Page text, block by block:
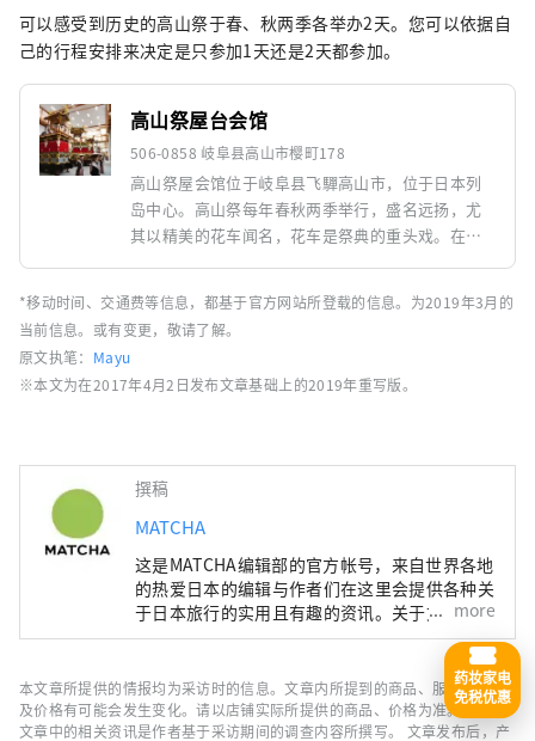
可以感受到历史的高山祭于春、秋两季各举办2天。您可以依据自
己的行程安排来决定是只参加1天还是2天都参加。
高山祭屋台会馆
506-0858 岐阜县高山市樱町178
高山祭屋会馆位于岐阜县飞驒高山市，位于日本列
岛中心。高山祭每年春秋两季举行，盛名远扬，尤
其以精美的花车闻名，花车是祭典的重头戏。在
人。 高山祭每年春秋两季举行，每年举办的神社、
地点和花车各不相同。春季祭在日枝神社举行，秋
樱山八幡神社内，展出秋季高山祭使用的花车。 高
*移动时间、交通费等信息，都基于官方网站所登载的信息。为2019年3月的
当前信息。或有变更，敬请了解。
原文执笔： Mayu
※本文为在2017年4月2日发布文章基础上的2019年重写版。
撰稿
MATCHA
这是MATCHA编辑部的官方帐号，来自世界各地
的热爱日本的编辑与作者们在这里会提供各种关
于日本旅行的实用且有趣的资讯。关于文章内
容，也是由MATCHA编辑们实际进行调查、採
访，或是搜集了丰富的旅游情报后，根据这些资
讯来撰写文章。
more
本文章所提供的情报均为采访时的信息。文章内所提到的商品、服务的内容
及价格有可能会发生变化。请以店铺实际所提供的商品、价格为准。
文章中的相关资讯是作者基于采访期间的调查内容所撰写。 文章发布后，产
药妆家电
免税优惠